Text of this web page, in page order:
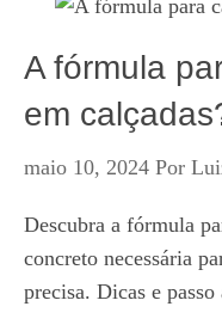
A fórmula
em
maio 10, 2024 Por
Descubra a fórmula
concreto necessária
precisa. Dicas e